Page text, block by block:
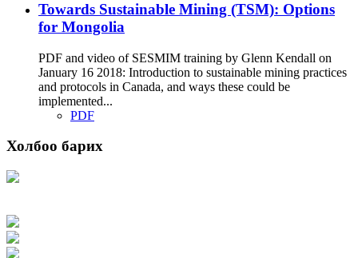
Towards Sustainable Mining (TSM): Options
for Mongolia
PDF and video of SESMIM training by Glenn Kendall on
January 16 2018: Introduction to sustainable mining practices
and protocols in Canada, and ways these could be
implemented...
PDF
Холбоо барих